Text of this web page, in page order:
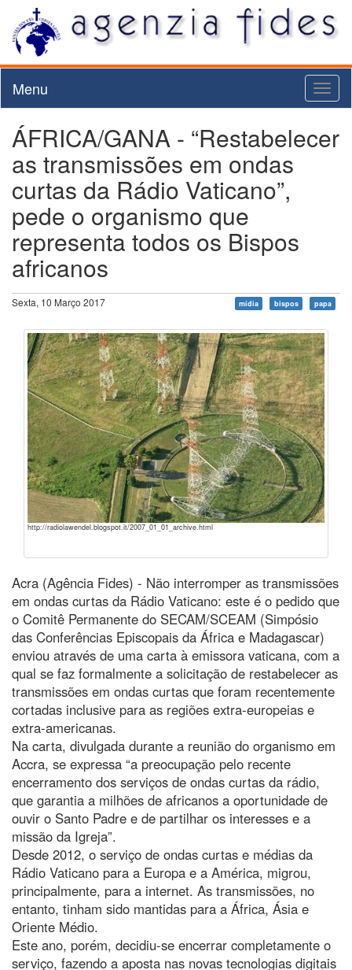
Menu
ÁFRICA/GANA - “Restabelecer
as transmissões em ondas
curtas da Rádio Vaticano”,
pede o organismo que
representa todos os Bispos
africanos
Sexta, 10 Março 2017 mídia bispos papa
http://radiolawendel.blogspot.it/2007_01_01_archive.html
Acra (Agência Fides) - Não interromper as transmissões
em ondas curtas da Rádio Vaticano: este é o pedido que
o Comitê Permanente do SECAM/SCEAM (Simpósio
das Conferências Episcopais da África e Madagascar)
enviou através de uma carta à emissora vaticana, com a
qual se faz formalmente a solicitação de restabelecer as
transmissões em ondas curtas que foram recentemente
cortadas inclusive para as regiões extra-europeias e
extra-americanas.
Na carta, divulgada durante a reunião do organismo em
Accra, se expressa “a preocupação pelo recente
encerramento dos serviços de ondas curtas da rádio,
que garantia a milhões de africanos a oportunidade de
ouvir o Santo Padre e de partilhar os interesses e a
missão da Igreja”.
Desde 2012, o serviço de ondas curtas e médias da
Rádio Vaticano para a Europa e a América, migrou,
principalmente, para a internet. As transmissões, no
entanto, tinham sido mantidas para a África, Ásia e
Oriente Médio.
Este ano, porém, decidiu-se encerrar completamente o
serviço, fazendo a aposta nas novas tecnologias digitais